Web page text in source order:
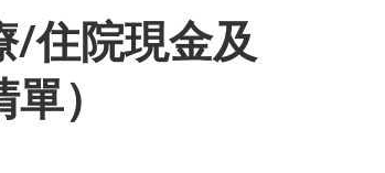
/住院現金及
）